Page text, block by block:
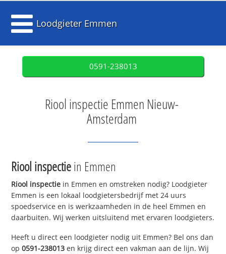
Loodgieter Emmen
0591-238013
Riool inspectie Emmen Nieuw-
Amsterdam
Riool inspectiein Emmen
Riool inspectie in Emmen en omstreken nodig? Loodgieter
Emmen is een lokaal loodgietersbedrijf met 24 uurs
spoedservice en is werkzaamheden in de heel Emmen en
daarbuiten. Wij werken uitsluitend met ervaren loodgieters.
Heeft u direct een loodgieter nodig uit Emmen? Bel ons dan
op0591-238013 en krijg direct een vakman aan de lijn. Wij